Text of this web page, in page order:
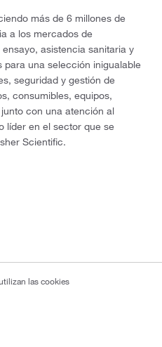
más de 6 millones de
a los mercados de
asistencia sanitaria y
una selección inigualable
seguridad y gestión de
consumibles, equipos,
con una atención al
líder en el sector que se
Scientific.
las cookies